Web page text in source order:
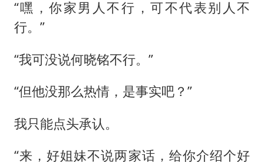
“嘿，你家男人不行，可不代表别人不
行。”
“我可没说何晓铭不行。”
“但他没那么热情，是事实吧？”
我只能点头承认。
“来，好姐妹不说两家话，给你介绍个好